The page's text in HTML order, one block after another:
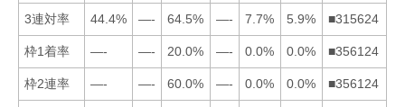
3連対率 44.4% —- 64.5% —- 7.7% 5.9% ■315624
枠1着率 —- —- 20.0% —- 0.0% 0.0% ■356124
枠2連率 —- —- 60.0% —- 0.0% 0.0% ■356124